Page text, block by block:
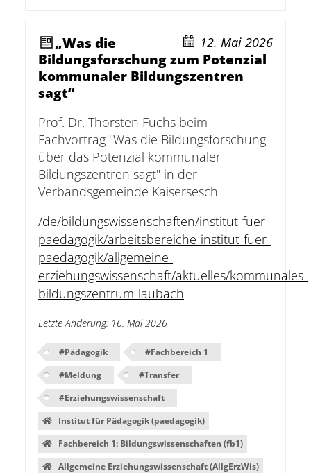
12. Mai 2026
„Was die
Bildungsforschung zum Potenzial
kommunaler Bildungszentren
sagt“
Prof. Dr. Thorsten Fuchs beim
Fachvortrag "Was die Bildungsforschung
über das Potenzial kommunaler
Bildungszentren sagt" in der
Verbandsgemeinde Kaisersesch
/de/bildungswissenschaften/institut-fuer-
paedagogik/arbeitsbereiche-institut-fuer-
paedagogik/allgemeine-
erziehungswissenschaft/aktuelles/kommunales-
bildungszentrum-laubach
Letzte Änderung: 16. Mai 2026
#Pädagogik #Fachbereich 1
#Meldung #Transfer
#Erziehungswissenschaft
Institut für Pädagogik (paedagogik)
Fachbereich 1: Bildungswissenschaften (fb1)
Allgemeine Erziehungswissenschaft (AllgErzWis)